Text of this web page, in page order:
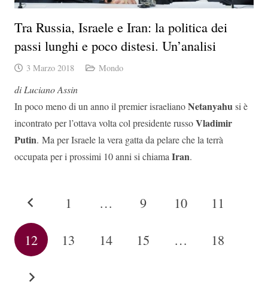
Tra Russia, Israele e Iran: la politica dei
passi lunghi e poco distesi. Un’analisi
3 Marzo 2018 Mondo
di Luciano Assin
In poco meno di un anno il premier israelianoNetanyahusi è
incontrato per l’ottava volta col presidente russoVladimir
Putin. Ma per Israele la vera gatta da pelare che la terrà
occupata per i prossimi 10 anni si chiama Iran.
1 … 9 10 11
12 13 14 15 … 18